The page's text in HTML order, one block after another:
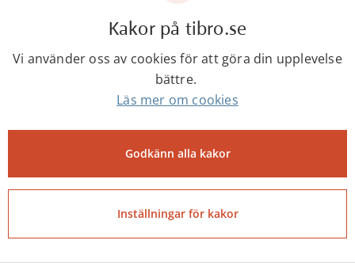
Introduktionsprogram,
Fågelvikskolan
0504-18299
Besöksadress
Järnvägsgatan 17
Kakor på tibro.se
Vi använder oss av cookies för att göra din upplevelse
bättre.
Läs mer om cookies
Godkänn alla kakor
Inställningar för kakor